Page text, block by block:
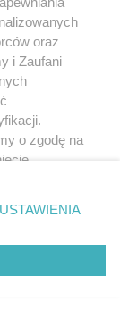
oraz
i Zaufani
o zgodę na
zgody
takiemu
tylko
USTAWIENIA